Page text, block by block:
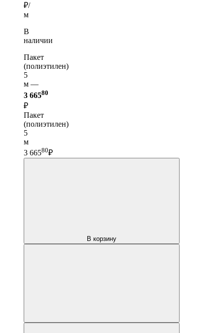
₽/
м
В
наличии
Пакет
(полиэтилен)
5
м —
3 66580
₽
Пакет
(полиэтилен)
5
м
3 66580₽
В корзину